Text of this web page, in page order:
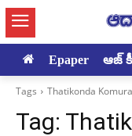
Epaper ఆజ్
Tags Thatikonda
Tag: